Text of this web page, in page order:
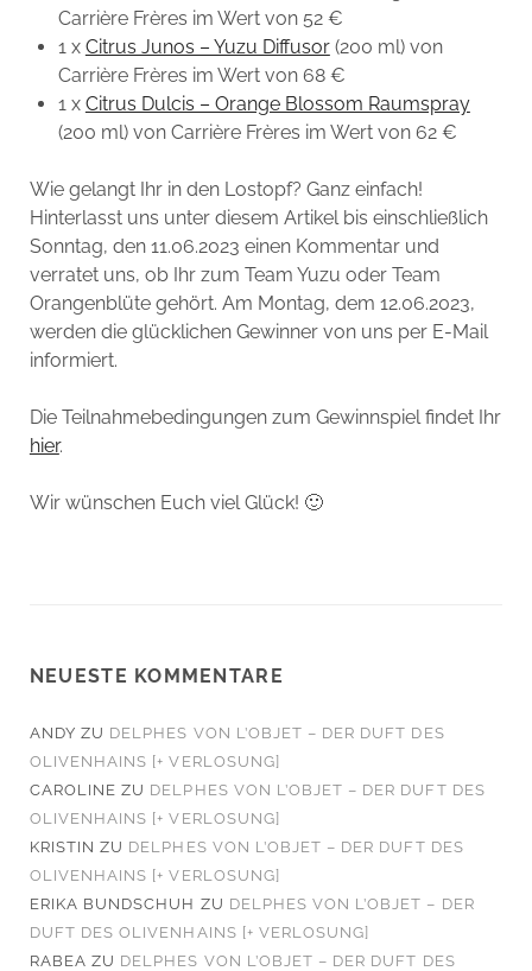
Carrière Frères im Wert von 52 €
1 x Citrus Junos – Yuzu Diffusor(200 ml) von
Carrière Frères im Wert von 68 €
1 x Citrus Dulcis – Orange Blossom Raumspray
(200 ml) von Carrière Frères im Wert von 62 €
Wie gelangt Ihr in den Lostopf? Ganz einfach!
Hinterlasst uns unter diesem Artikel bis einschließlich
Sonntag, den 11.06.2023 einen Kommentar und
verratet uns, ob Ihr zum Team Yuzu oder Team
Orangenblüte gehört. Am Montag, dem 12.06.2023,
werden die glücklichen Gewinner von uns per E-Mail
informiert.
Die Teilnahmebedingungen zum Gewinnspiel findet Ihr
hier.
Wir wünschen Euch viel Glück! 🙂
NEUESTE KOMMENTARE
ANDY ZU DELPHES VON L’OBJET – DER DUFT DES
OLIVENHAINS [+ VERLOSUNG]
CAROLINE ZU DELPHES VON L’OBJET – DER DUFT DES
OLIVENHAINS [+ VERLOSUNG]
KRISTIN ZU DELPHES VON L’OBJET – DER DUFT DES
OLIVENHAINS [+ VERLOSUNG]
ERIKA BUNDSCHUH ZU DELPHES VON L’OBJET – DER
DUFT DES OLIVENHAINS [+ VERLOSUNG]
RABEA ZU DELPHES VON L’OBJET – DER DUFT DES